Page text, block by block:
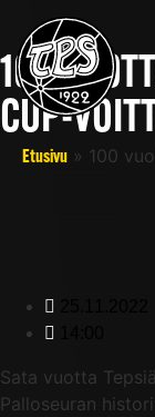
100
CUP-
Etusivu » 100
Sata vuotta
Palloseuran